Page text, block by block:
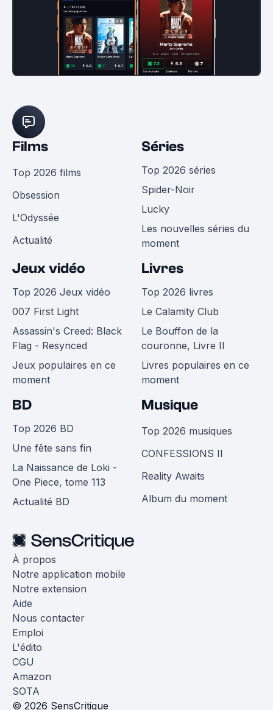
Films
Top 2026 films
Obsession
L'Odyssée
Actualité
Séries
Top 2026 séries
Spider-Noir
Lucky
Les nouvelles séries du
moment
Jeux vidéo
Top 2026 Jeux vidéo
007 First Light
Assassin's Creed: Black
Flag - Resynced
Jeux populaires en ce
moment
Livres
Top 2026 livres
Le Calamity Club
Le Bouffon de la
couronne, Livre II
Livres populaires en ce
moment
BD
Top 2026 BD
Une fête sans fin
La Naissance de Loki -
One Piece, tome 113
Actualité BD
Musique
Top 2026 musiques
CONFESSIONS II
Reality Awaits
Album du moment
À propos
Notre application mobile
Notre extension
Aide
Nous contacter
Emploi
L'édito
CGU
Amazon
SOTA
© 2026 SensCritique